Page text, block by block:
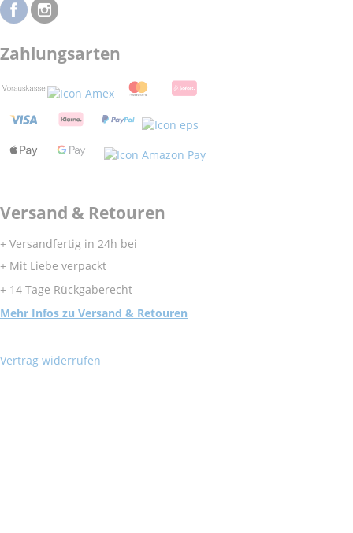
Zahlungsarten
Versand & Retouren
+ Versandfertig in 24h bei
+ Mit Liebe verpackt
+ 14 Tage Rückgaberecht
Mehr Infos zu Versand & Retouren
Vertrag widerrufen